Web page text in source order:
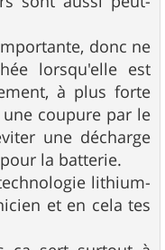
donc ne
lorsqu'elle est
à plus forte
coupure par le
une décharge
la batterie.
lithium-
et en cela tes